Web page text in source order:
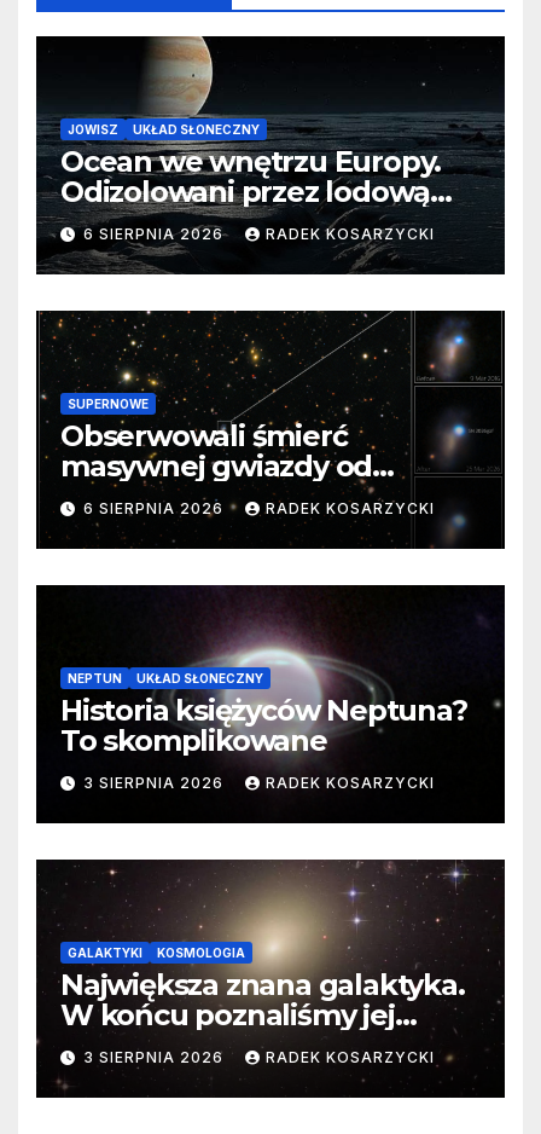
JOWISZ UKŁAD SŁONECZNY
Ocean we wnętrzu Europy.
Odizolowani przez lodową
barierę
6 SIERPNIA 2026 RADEK KOSARZYCKI
SUPERNOWE
Obserwowali śmierć
masywnej gwiazdy od
samego początku. Niezwykle
cenne dane
6 SIERPNIA 2026 RADEK KOSARZYCKI
NEPTUN UKŁAD SŁONECZNY
Historia księżyców Neptuna?
To skomplikowane
3 SIERPNIA 2026 RADEK KOSARZYCKI
GALAKTYKI KOSMOLOGIA
Największa znana galaktyka.
W końcu poznaliśmy jej
faktyczne wymiary
3 SIERPNIA 2026 RADEK KOSARZYCKI